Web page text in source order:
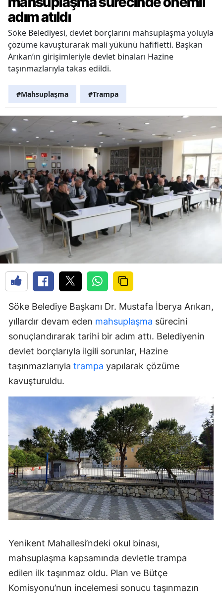
adım atıldı
Söke Belediyesi, devlet borçlarını mahsuplaşma yoluyla
çözüme kavuşturarak mali yükünü hafifletti. Başkan
Arıkan’ın girişimleriyle devlet binaları Hazine
taşınmazlarıyla takas edildi.
#Mahsuplaşma #Trampa
Söke Belediye Başkanı Dr. Mustafa İberya Arıkan,
yıllardır devam eden mahsuplaşma sürecini
sonuçlandırarak tarihi bir adım attı. Belediyenin
devlet borçlarıyla ilgili sorunlar, Hazine
taşınmazlarıyla trampa yapılarak çözüme
kavuşturuldu.
Yenikent Mahallesi’ndeki okul binası,
mahsuplaşma kapsamında devletle trampa
edilen ilk taşınmaz oldu. Plan ve Bütçe
Komisyonu’nun incelemesi sonucu taşınmazın